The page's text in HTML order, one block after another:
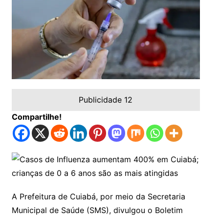
Publicidade 12
Compartilhe!
A Prefeitura de Cuiabá, por meio da Secretaria
Municipal de Saúde (SMS), divulgou o Boletim